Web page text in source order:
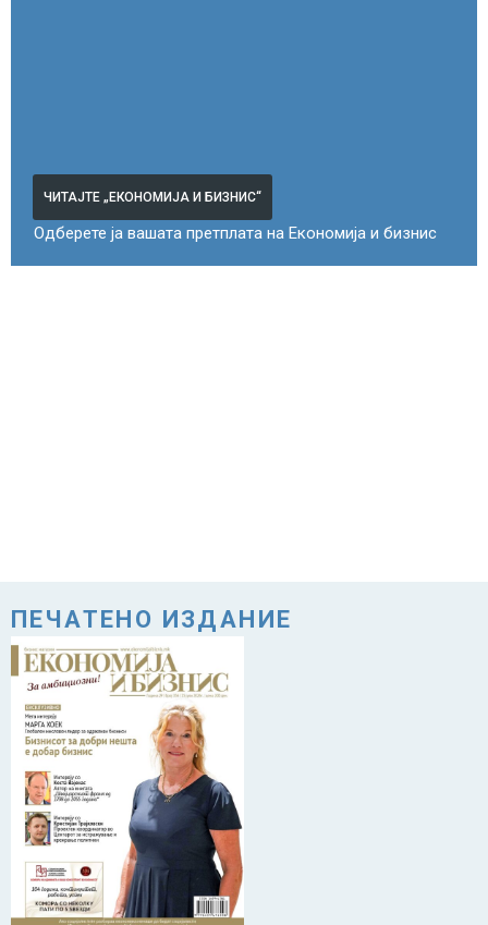
ЧИТАЈТЕ „ЕКОНОМИЈА И БИЗНИС“
Одберете ја вашата претплата на Економија и бизнис
ПЕЧАТЕНО ИЗДАНИЕ